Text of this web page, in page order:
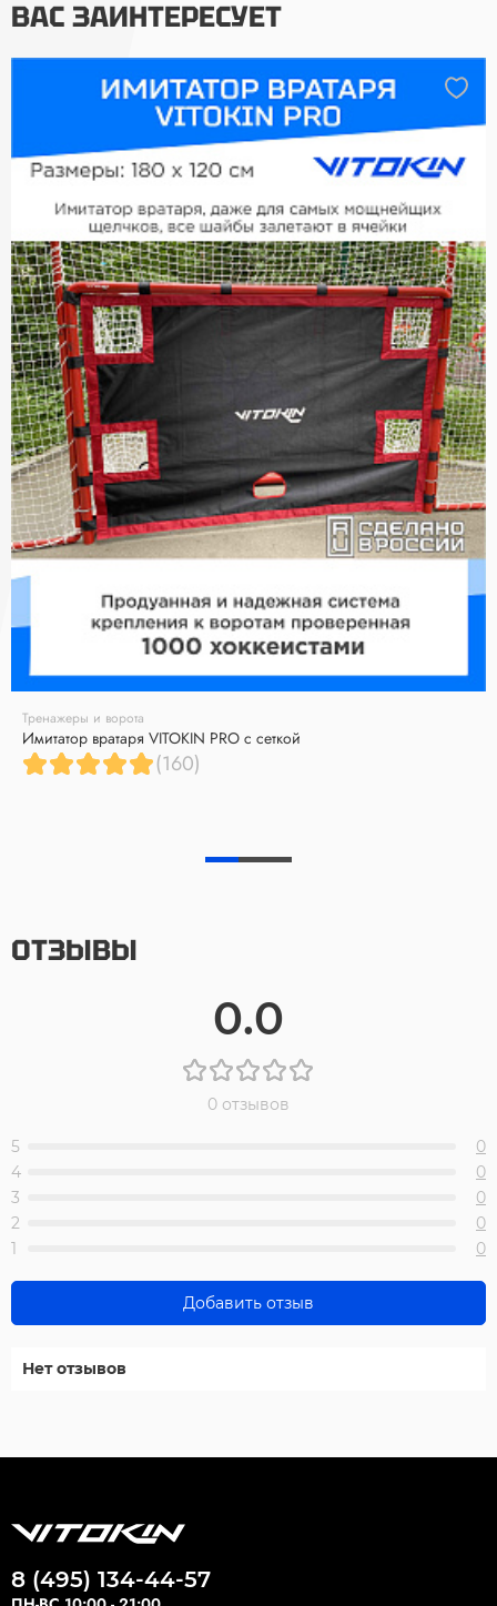
ВАС ЗАИНТЕРЕСУЕТ
Тренажеры и ворота
Имитатор вратаря VITOKIN PRO с сеткой
(160)
ОТЗЫВЫ
0.0
0 отзывов
5
0
4
0
3
0
2
0
1
0
Добавить отзыв
Нет отзывов
8 (495) 134-44-57